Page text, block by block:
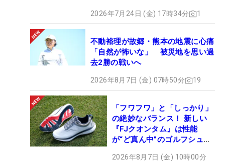
2026年7月24日 (金) 17時34分 1
不動裕理が故郷・熊本の地震に心痛
「自然が怖いな」 被災地を思い過
去2勝の戦いへ
2026年8月7日 (金) 07時50分 19
「フワフワ」と「しっかり」
の絶妙なバランス！ 新しい
『FJクオンタム』は性能
が“ど真ん中”のゴルフシュー
2026年8月7日 (金) 10時00分